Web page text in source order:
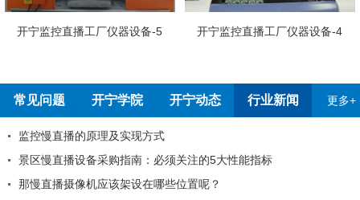
设备-5 开宁监控直播工厂仪器设备-4 开宁慢直播工厂员
常见问题 开宁学院 开宁动态 行业新闻 更多+
全国反扒大王苑国栋考察深圳开宁厂家
2026年元旦放假通知
2026年春节放假通知